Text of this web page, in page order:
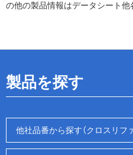
の他の製品情報はデータシート他
製品を探す
他社品番から探す（クロスリフ